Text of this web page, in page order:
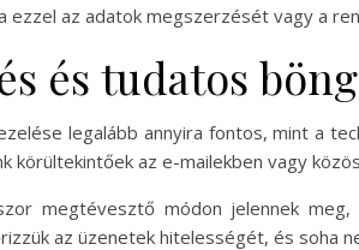
ezzel az adatok megszerzését vagy a
és tudatos
legalább annyira fontos, mint a
körültekintőek az e-mailekben vagy
megtévesztő módon jelennek
az üzenetek hitelességét, és soha